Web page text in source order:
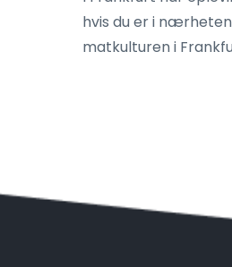
hvis du er i
matkulturen i